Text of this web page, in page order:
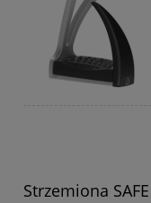
Strzemiona